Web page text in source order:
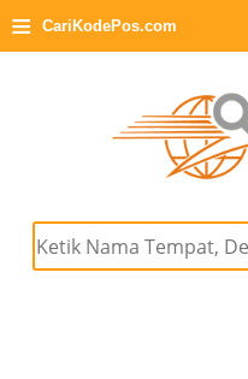
≡ CariKodePos.com